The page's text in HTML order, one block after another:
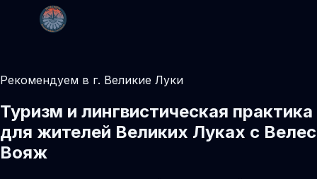
Рекомендуем в г. Великие Луки
Туризм и лингвистическая практика
для жителей Великих Луках с Велес
Вояж